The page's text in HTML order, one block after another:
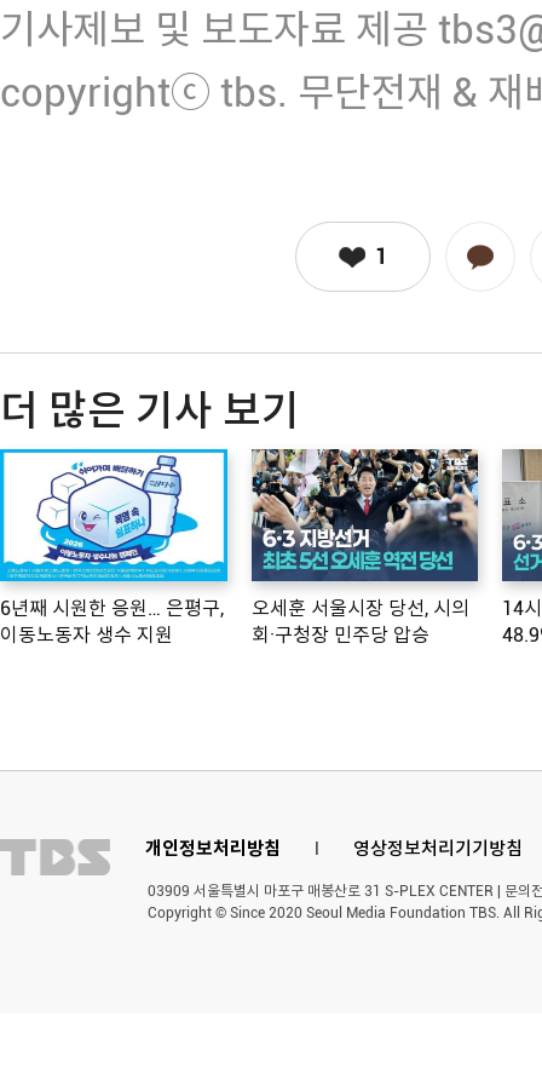
기사제보 및 보도자료 제공
copyrightⓒ tbs. 무단전재 & 재
1
더 많은 기사 보기
6년째 시원한 응원… 은평구,
이동노동자 생수 지원
오세훈 서울시장 당선, 시의
회·구청장 민주당 압승
14
개인정보처리방침 l 영상정보처리기기방침
03909 서울특별시 마포구 매봉산로 31 S-PLEX CENTER | 문
Copyright © Since 2020 Seoul Media Foundation TBS. All